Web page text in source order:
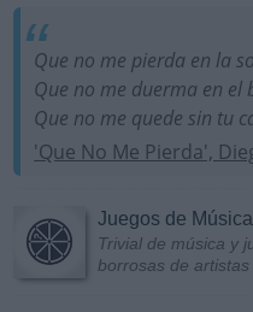
Que no me pierda en la
Que no me duerma en el
Que no me quede sin tu
'Que No Me Pierda',
Juegos de Música
Trivial de música y
borrosas de artistas